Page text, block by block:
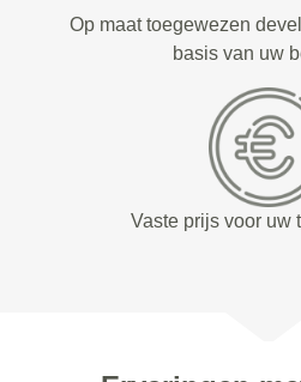
Op maat toegewezen
basis van uw
Vaste prijs voor uw